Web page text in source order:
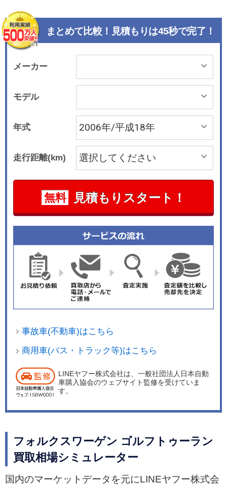
ている。インテリアは長時間座っていても疲れが
少ないシートなど、ドライバーの運転環境に重点
を置いている。インパネの視認性や各種スイッチ
類の操作性も上々だ。最大で34という豊富な収納
スペースも見逃せない。エンジンは直列4気筒DO
HCの2.0リッターと1.6リッター。VW車としては
日本に初めて導入するFSI直噴方式を採用。マニ
ュアル車感覚の操作も可能なティプトロニック付
き6速ATとの組み合わされる。2006年5月には1.6
Eにアルミホイールや本革巻きステアリングを、
また2.0GLiにはバイキセノンヘッドランプやパー
クディタンスコントロールを採用するなど、装備
を充実化する改良を行ってバリューフォーマネー
を高めた。
まとめて比較！見積もりは45秒で完了！
メーカー
モデル
年式
走行距離(km)
無料 見積もりスタート！
事故車(不動車)はこちら
商用車(バス・トラック等)はこちら
LINEヤフー株式会社は、一般社団法人日本自動
車購入協会のウェブサイト監修を受けていま
す。
フォルクスワーゲン ゴルフトゥーラン
買取相場シミュレーター
国内のマーケットデータを元にLINEヤフー株式会